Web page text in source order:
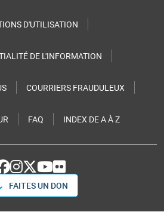
D'UTILISATION
DE L'INFORMATION
COURRIERS FRAUDULEUX
FAQ INDEX DE A À Z
FAITES UN DON